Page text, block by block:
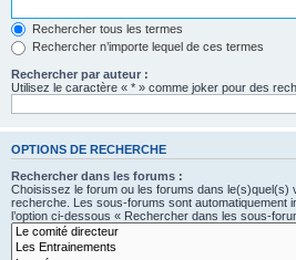
Rechercher tous les termes
Rechercher n’importe lequel de ces termes
Rechercher par auteur :
Utilisez le caractère « * » comme joker pour des
OPTIONS DE RECHERCHE
Rechercher dans les forums :
Choisissez le forum ou les forums dans le(s)quel(s)
recherche. Les sous-forums sont automatiquement
l’option ci-dessous « Rechercher dans les sous-